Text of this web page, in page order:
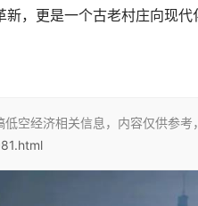
，更是一个古老村庄向现代
空经济相关信息，内容仅供参